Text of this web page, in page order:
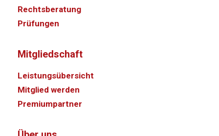
Rechtsberatung
Prüfungen
Mitgliedschaft
Leistungsübersicht
Mitglied werden
Premiumpartner